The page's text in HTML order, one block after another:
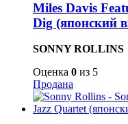
Miles Davis
Dig (японский
SONNY ROLLINS
Оценка 0 из 5
Продана